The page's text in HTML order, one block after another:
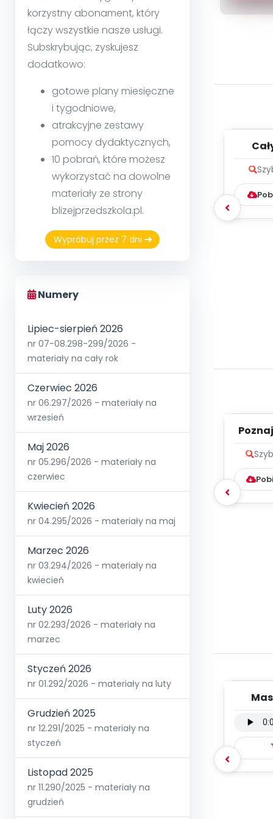
korzystny abonament, który
łączy wszystkie nasze usługi.
Subskrybując, zyskujesz
dodatkowo:
gotowe plany miesięczne
i tygodniowe,
atrakcyjne zestawy
pomocy dydaktycznych,
10 pobrań, które możesz
wykorzystać na dowolne
materiały ze strony
blizejprzedszkola.pl.
Wypróbuj przez 7 dni
Numery
Lipiec-sierpień 2026
nr 07-08.298-299/2026 -
materiały na cały rok
Czerwiec 2026
nr 06.297/2026 - materiały na
wrzesień
Maj 2026
nr 05.296/2026 - materiały na
czerwiec
Kwiecień 2026
nr 04.295/2026 - materiały na maj
Marzec 2026
nr 03.294/2026 - materiały na
kwiecień
Luty 2026
nr 02.293/2026 - materiały na
marzec
Styczeń 2026
nr 01.292/2026 - materiały na luty
Grudzień 2025
nr 12.291/2025 - materiały na
styczeń
Listopad 2025
nr 11.290/2025 - materiały na
grudzień